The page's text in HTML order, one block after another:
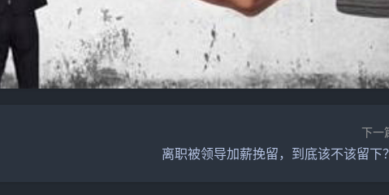
下一
离职被领导加薪挽留，到底该不该留下